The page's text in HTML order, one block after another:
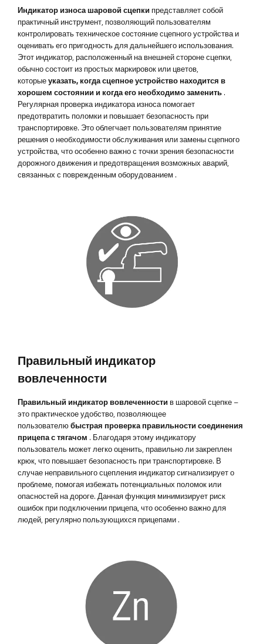
Индикатор износа шаровой сцепки представляет собой
практичный инструмент, позволяющий пользователям
контролировать техническое состояние сцепного устройства и
оценивать его пригодность для дальнейшего использования.
Этот индикатор, расположенный на внешней стороне сцепки,
обычно состоит из простых маркировок или цветов,
которыеуказать, когда сцепное устройство находится в
хорошем состоянии и когда его необходимо заменить .
Регулярная проверка индикатора износа помогает
предотвратить поломки и повышает безопасность при
транспортировке. Это облегчает пользователям принятие
решения о необходимости обслуживания или замены сцепного
устройства, что особенно важно с точки зрения безопасности
дорожного движения и предотвращения возможных аварий,
связанных с поврежденным оборудованием .
Правильный индикатор
вовлеченности
Правильный индикатор вовлеченности в шаровой сцепке –
это практическое удобство, позволяющее
пользователюбыстрая проверка правильности соединения
прицепа с тягачом . Благодаря этому индикатору
пользователь может легко оценить, правильно ли закреплен
крюк, что повышает безопасность при транспортировке. В
случае неправильного сцепления индикатор сигнализирует о
проблеме, помогая избежать потенциальных поломок или
опасностей на дороге. Данная функция минимизирует риск
ошибок при подключении прицепа, что особенно важно для
людей, регулярно пользующихся прицепами .